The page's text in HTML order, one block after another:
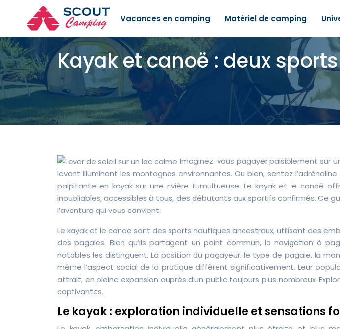
Vacances en camping Matériel de camping
Kayak et canoë : deux
Imaginez-vous pagayer paisiblement sur
levant illuminant les montagnes environnantes. Ou bien, sentez
palpitante en kayak sur une rivière tumultueuse. Le kayak et le canoë
inoubliables, accessibles à tous, des débutants aux sportifs confirmés. Ce
l’aventure qui vous convient.
Le kayak et le canoë sont des sports nautiques ancestraux, utilisant des
des pagaies. Bien qu’ils partagent un point commun, la navigation à
notables les distinguent. La position du pagayeur, le type de pagaie, la
même l’aspect social de la pratique diffèrent significativement. Leur
attrait, en pleine expansion auprès d’un public toujours plus nombreux.
captivantes.
Le kayak : exploration individuelle et sensations